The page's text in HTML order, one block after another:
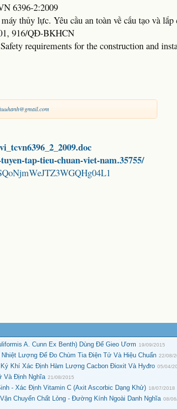
6396-2:2009
thủy lực. Yêu cầu an toàn về cấu tạo và lắp
916/QĐ-BKHCN
requirements for the construction and
tap-tieu-chuan-viet-nam.35755/
A. Cunn Ex Benth) Dùng Để Gieo Ươm 19/09/2015
Lượng Để Đo Chùm Tia Điện Tử Và Hiệu Chuẩn 22/08/
Khí Xác Định Hàm Lượng Cacbon Đioxit Và Hyđro 05/04/
Và Định Nghĩa 21/08/2015
- Xác Định Vitamin C (Axit Ascorbic Dạng Khử) 18/07/2018
Chuyển Chất Lỏng - Đường Kính Ngoài Danh Nghĩa 08/